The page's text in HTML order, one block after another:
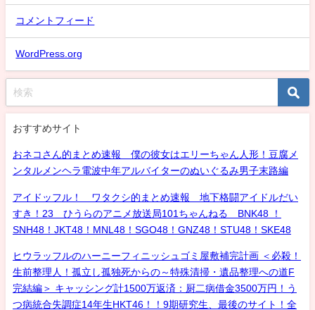
コメントフィード
WordPress.org
おすすめサイト
おネコさん的まとめ速報 僕の彼女はエリーちゃん人形！豆腐メ
ンタルメンヘラ電波中年アルバイターのぬいぐるみ男子末路編
アイドッフル！ ワタクシ的まとめ速報 地下格闘アイドルだい
すき！23 ひうらのアニメ放送局101ちゃんねる BNK48 ！
SNH48！JKT48！MNL48！SGO48！GNZ48！STU48！SKE48
ヒウラッフルのハーニーフィニッシュゴミ屋敷補完計画 ＜必殺！
生前整理人！孤立し孤独死からの～特殊清掃・遺品整理への道F
完結編＞ キャッシング計1500万返済：厨二病借金3500万円！う
つ病統合失調症14年生HKT46！！9期研究生、最後のサイト！全